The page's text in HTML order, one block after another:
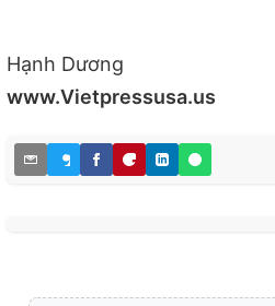
Hạnh Dương
www.Vietpressusa.us